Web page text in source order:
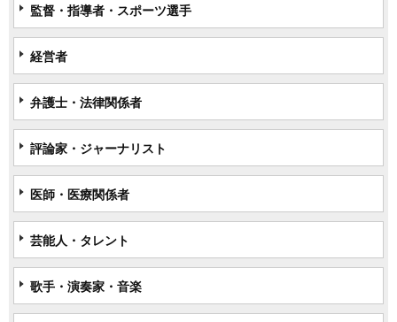
監督・指導者・スポーツ選手
経営者
弁護士・法律関係者
評論家・ジャーナリスト
医師・医療関係者
芸能人・タレント
歌手・演奏家・音楽